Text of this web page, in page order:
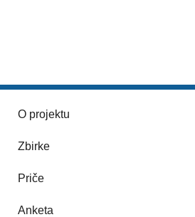
O projektu
Zbirke
Priče
Anketa